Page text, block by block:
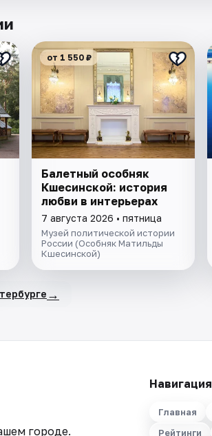
от 1 550 ₽
Балетный особняк
Кшесинской: история
любви в интерьерах
7 августа 2026 • пятница
Музей политической истории
России (Особняк Матильды
Кшесинской)
→
городе.
Навигация
Главная
Рейтинги